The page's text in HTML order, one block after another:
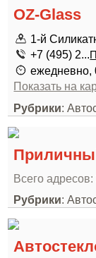
OZ-Glass
1-й
+7 (495) 2...
ежедневно,
Показать на
Рубрики:
Всего адресов:
Рубрики: